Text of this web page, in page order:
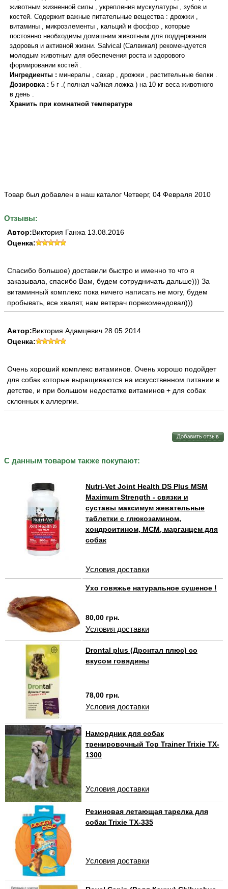
животным жизненной силы , укрепления мускулатуры , зубов и
костей. Содержит важные питательные вещества : дрожжи ,
витамины , микроэлементы , кальций и фосфор , которые
постоянно необходимы домашним животным для поддержания
здоровья и активной жизни. Salvical (Салвикал) рекомендуется
молодым животным для обеспечения роста и здорового
формировании костей .
Ингредиенты : минералы , сахар , дрожжи , растительные белки .
Дозировка : 5 г .( полная чайная ложка ) на 10 кг веса животного
в день .
Хранить при комнатной температуре
Товар был добавлен в наш каталог Четверг, 04 Февраля 2010
Отзывы:
Автор:Виктория Ганжа 13.08.2016
Оценка:
Спасибо большое) доставили быстро и именно то что я
заказывала, спасибо Вам, будем сотрудничать дальше))) За
витаминный комплекс пока ничего написать не могу, будем
пробывать, все хвалят, нам ветврач порекомендовал)))
Автор:Виктория Адамцевич 28.05.2014
Оценка:
Очень хороший комплекс витаминов. Очень хорошо подойдет
для собак которые выращиваются на искусственном питании в
детстве, и при большом недостатке витаминов + для собак
склонных к аллергии.
С данным товаром также покупают:
Nutri-Vet Joint Health DS Plus MSM
Maximum Strength - связки и
суставы максимум жевательные
таблетки с глюкозамином,
хондроитином, МСМ, марганцем для
собак
Условия доставки
Ухо говяжье натуральное сушеное !
80,00 грн.
Условия доставки
Drontal plus (Дронтал плюс) со
вкусом говядины
78,00 грн.
Условия доставки
Намордник для собак
тренировочный Top Trainer Trixie TX-
1300
Условия доставки
Резиновая летающая тарелка для
собак Trixie TX-335
Условия доставки